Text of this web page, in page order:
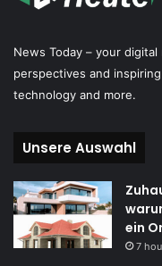
News Today – your
perspectives and
technology and more.
Unsere Auswahl
ein
7